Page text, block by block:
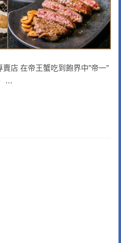
店 在帝王蟹吃到飽界中”帝一”
…